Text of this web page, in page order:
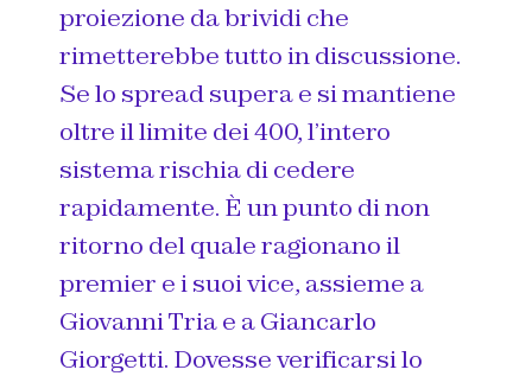
proiezione da brividi che
rimetterebbe tutto in discussione.
Se lo spread supera e si mantiene
oltre il limite dei 400, l’intero
sistema rischia di cedere
rapidamente. È un punto di non
ritorno del quale ragionano il
premier e i suoi vice, assieme a
Giovanni Tria e a Giancarlo
Giorgetti. Dovesse verificarsi lo